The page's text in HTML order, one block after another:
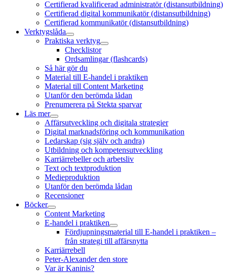
meny
Certifierad kvalificerad administratör (distansutbildning)
Certifierad digital kommunikatör (distansutbildning)
Certifierad kommunikatör (distansutbildning)
Verktygslåda
öppna
meny
Praktiska verktyg
öppna
meny
Checklistor
Ordsamlingar (flashcards)
Så här gör du
Material till E-handel i praktiken
Material till Content Marketing
Utanför den berömda lådan
Prenumerera på Stekta sparvar
Läs mer
öppna
meny
Affärsutveckling och digitala strategier
Digital marknadsföring och kommunikation
Ledarskap (sig själv och andra)
Utbildning och kompetensutveckling
Karriärrebeller och arbetsliv
Text och textproduktion
Medieproduktion
Utanför den berömda lådan
Recensioner
Böcker
öppna
meny
Content Marketing
E-handel i praktiken
öppna
meny
Fördjupningsmaterial till E-handel i praktiken –
från strategi till affärsnytta
Karriärrebell
Peter-Alexander den store
Var är Kaninis?